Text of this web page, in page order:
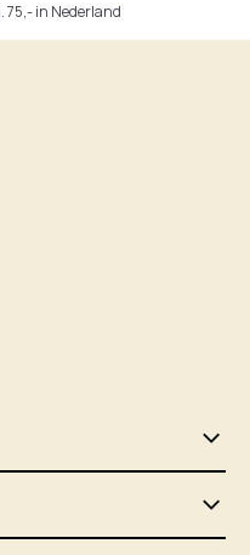
75,- in Nederland